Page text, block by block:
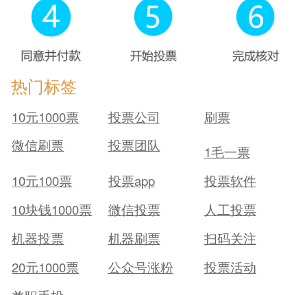
热门标签
10元1000票
投票公司
刷票
微信刷票
投票团队
1毛一票
10元100票
投票app
投票软件
10块钱1000票
微信投票
人工投票
机器投票
机器刷票
扫码关注
20元1000票
公众号涨粉
投票活动